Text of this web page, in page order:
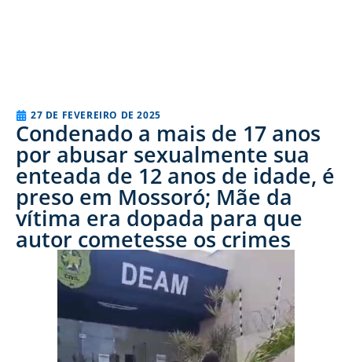
27 DE FEVEREIRO DE 2025
Condenado a mais de 17 anos
por abusar sexualmente sua
enteada de 12 anos de idade, é
preso em Mossoró; Mãe da
vítima era dopada para que
autor cometesse os crimes